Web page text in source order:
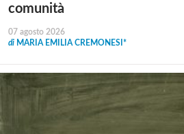
comunità
07 agosto 2026
di MARIA EMILIA CREMONESI*